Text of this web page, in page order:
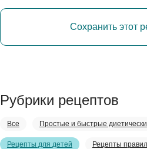
Сохранить этот
Рубрики рецептов
Все Простые и быстрые
Рецепты для детей Рецепты